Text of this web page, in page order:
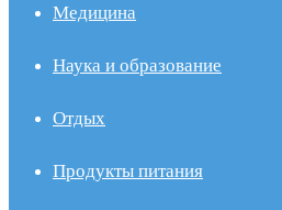
Медицина
Наука и образование
Отдых
Продукты питания